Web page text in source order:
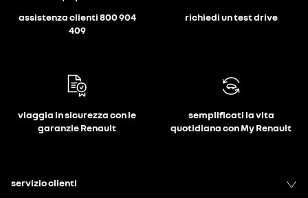
assistenza clienti 800 904
409
richiedi un test drive
viaggia in sicurezza con le
garanzie Renault
semplificati la vita
quotidiana con My Renault
servizio clienti